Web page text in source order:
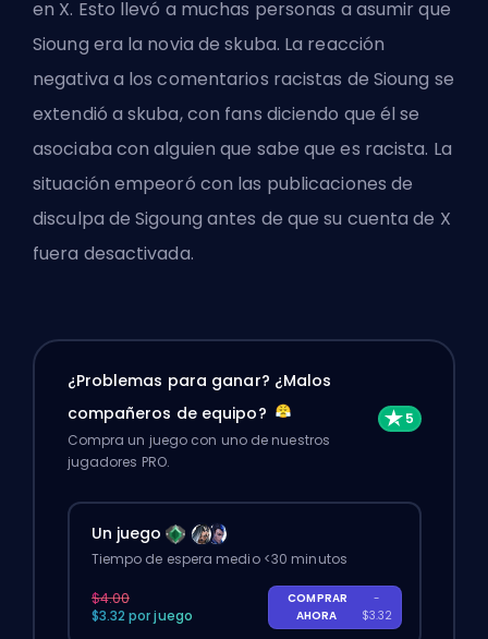
en X. Esto llevó a muchas personas a asumir que
Sioung era la novia de skuba. La reacción
negativa a los comentarios racistas de Sioung se
extendió a skuba, con fans diciendo que él se
asociaba con alguien que sabe que es racista. La
situación empeoró con las publicaciones de
disculpa de Sigoung antes de que su cuenta de X
fuera desactivada.
¿Problemas para ganar? ¿Malos
compañeros de equipo?
Compra un juego con uno de nuestros
jugadores PRO.
Un juego
Tiempo de espera medio <30 minutos
$4.00
$3.32 por juego
COMPRAR
AHORA
-
$3.32